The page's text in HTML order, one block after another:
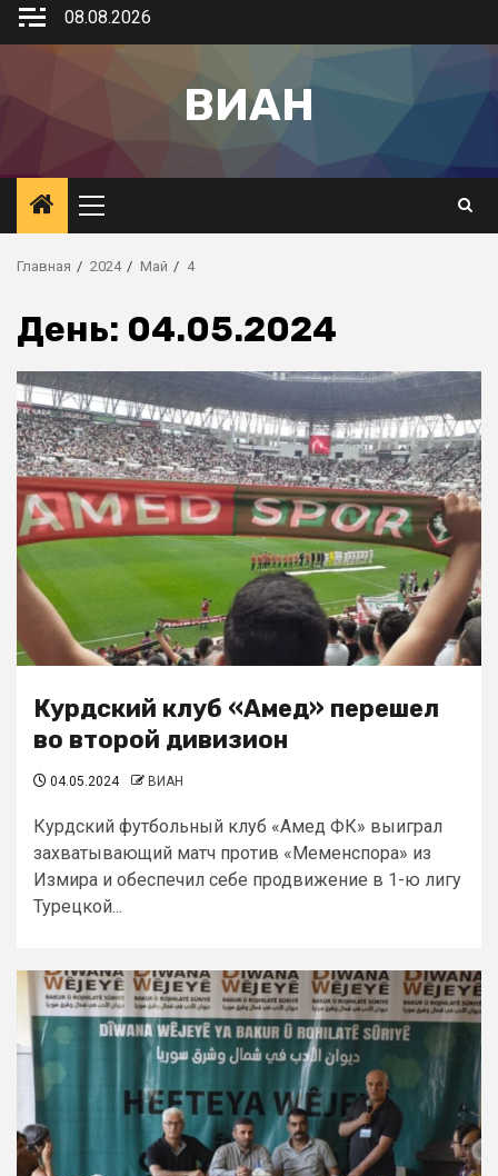
08.08.2026
ВИАН
Главная 2024 Май 4
День: 04.05.2024
Курдский клуб «Амед» перешел
во второй дивизион
04.05.2024 ВИАН
Курдский футбольный клуб «Амед ФК» выиграл
захватывающий матч против «Меменспора» из
Измира и обеспечил себе продвижение в 1-ю лигу
Турецкой...